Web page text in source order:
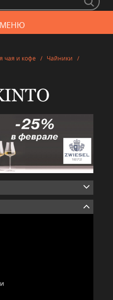
МЕНЮ
чая и кофе / Чайники /